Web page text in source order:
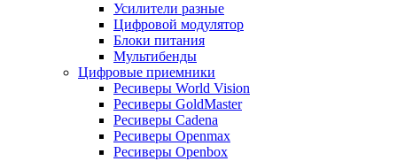
Усилители разные
Цифровой модулятор
Блоки питания
Мультибенды
Цифровые приемники
Ресиверы World Vision
Ресиверы GoldMaster
Ресиверы Cadena
Ресиверы Openmax
Ресиверы Openbox